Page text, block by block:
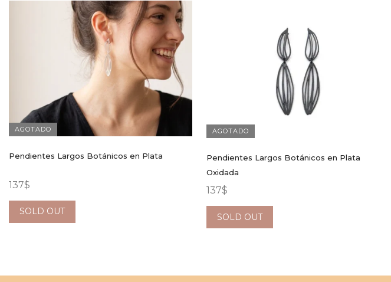
AGOTADO
Pendientes Largos Botánicos en Plata
137$
SOLD OUT
AGOTADO
Pendientes Largos Botánicos en Plata
Oxidada
137$
SOLD OUT